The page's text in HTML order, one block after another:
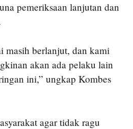
pemeriksaan lanjutan dan
masih berlanjut, dan kami
akan ada pelaku lain
ini,” ungkap Kombes
agar tidak ragu